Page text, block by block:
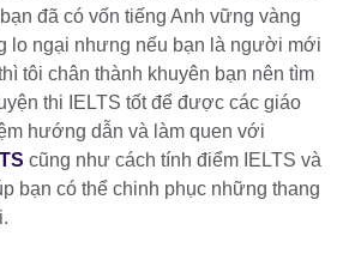
đã có vốn tiếng Anh vững vàng
lo ngại nhưng nếu bạn là người mới
tôi chân thành khuyên bạn nên tìm
thi IELTS tốt để được các giáo
hướng dẫn và làm quen với
cũng như cách tính điểm IELTS và
bạn có thể chinh phục những thang